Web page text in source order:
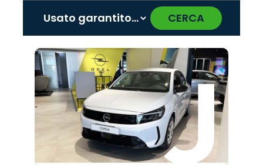
CERCA
Promo
Omoda
Promo
Seat
Promo
Cupra
Promo
Hyundai
Promo
Fiat
Promo
Opel
Promo
Alfa
Romeo
Promo
Lancia
Promo
Jaecoo
Promo
Mazda
Promo
Jeep
Promo
Land
Rover
Promo
Citroën
Promo
Abarth
Promo
Peugeot
‹ ›